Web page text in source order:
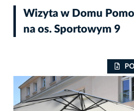
Wizyta w Domu
na os. Sportowym 9